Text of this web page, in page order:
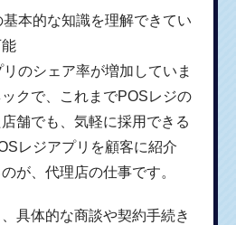
基本的な知識を理解できてい
のシェア率が増加していま
クで、これまでPOSレジの
舗でも、気軽に採用できる
レジアプリを顧客に紹介
が、代理店の仕事です。
具体的な商談や契約手続き